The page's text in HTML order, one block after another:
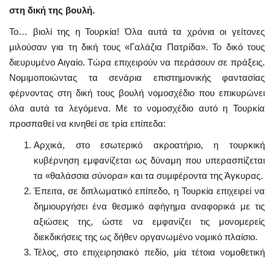
στη δική της βουλή.
Το… βιολί της η Τουρκία! Όλα αυτά τα χρόνια οι γείτονες
μιλούσαν για τη δική τους «Γαλάζια Πατρίδα». Το δικό τους
διευρυμένο Αιγαίο. Τώρα επιχειρούν να περάσουν σε πράξεις.
Νομιμοποιώντας τα σενάρια επιστημονικής φαντασίας
φέρνοντας στη δική τους βουλή νομοσχέδιο που επικυρώνει
όλα αυτά τα λεγόμενα. Με το νομοσχέδιο αυτό η Τουρκία
προσπαθεί να κινηθεί σε τρία επίπεδα:
Αρχικά, στο εσωτερικό ακροατήριο, η τουρκική
κυβέρνηση εμφανίζεται ως δύναμη που υπερασπίζεται
τα «θαλάσσια σύνορα» και τα συμφέροντα της Άγκυρας.
Έπειτα, σε διπλωματικό επίπεδο, η Τουρκία επιχειρεί να
δημιουργήσει ένα θεσμικό αφήγημα αναφορικά με τις
αξιώσεις της, ώστε να εμφανίζει τις μονομερείς
διεκδικήσεις της ως δήθεν οργανωμένο νομικό πλαίσιο.
Τέλος, στο επιχειρησιακό πεδίο, μία τέτοια νομοθετική